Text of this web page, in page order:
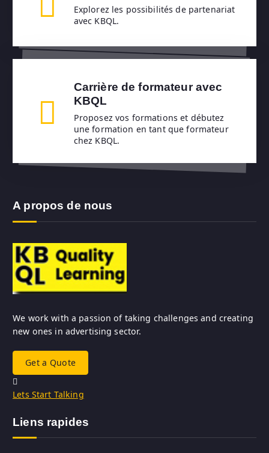
Explorez les possibilités de partenariat
avec KBQL.
Carrière de formateur avec
KBQL
Proposez vos formations et débutez
une formation en tant que formateur
chez KBQL.
A propos de nous
We work with a passion of taking challenges and creating
new ones in advertising sector.
Get a Quote
Lets Start Talking
Liens rapides